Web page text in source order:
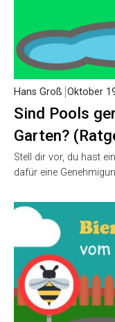
Sind Pools
Garten?
Hans Groß Oktober
Stell dir vor, du hast
dafür eine